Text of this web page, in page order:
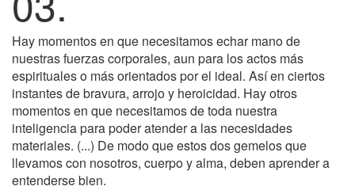
Hay momentos en que necesitamos echar mano de
nuestras fuerzas corporales, aun para los actos más
espirituales o más orientados por el ideal. Así en ciertos
instantes de bravura, arrojo y heroicidad. Hay otros
momentos en que necesitamos de toda nuestra
inteligencia para poder atender a las necesidades
materiales. (...) De modo que estos dos gemelos que
llevamos con nosotros, cuerpo y alma, deben aprender a
entenderse bien.